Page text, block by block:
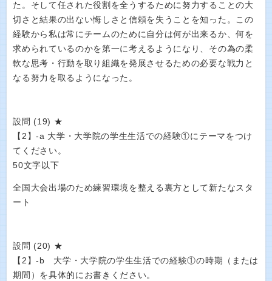
た。そして任された役割を全うするために努力することの大
切さと結果の出ない悔しさと信頼を失うことを知った。この
経験から私は常にチームのために自分は何が出来るか、何を
求められているのかを第一に考えるようになり、その為の柔
軟な思考・行動を取り組織を発展させるための必要な戦力と
なる努力を取るようになった。
設問 (19) ★
【2】-a 大学・大学院の学生生活での経験①にテーマをつけ
てください。
50文字以下
全国大会出場のため練習環境を整える裏方として新たなスタ
ート
設問 (20) ★
【2】-b 大学・大学院の学生生活での経験①の時期（または
期間）を具体的にお書きください。